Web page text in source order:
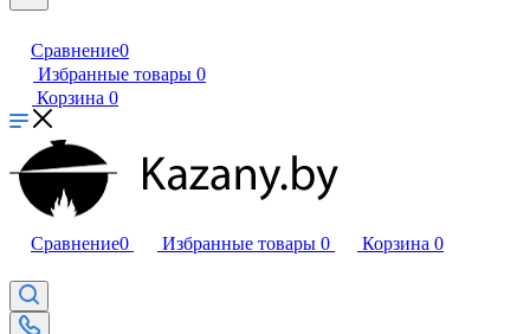
Сравнение0
Избранные товары 0
Корзина 0
Сравнение0 Избранные товары 0 Корзина 0